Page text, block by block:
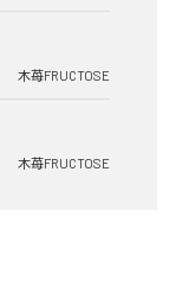
木苺FRUCTOSE
木苺FRUCTOSE